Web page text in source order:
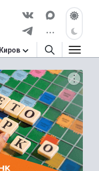
Киров